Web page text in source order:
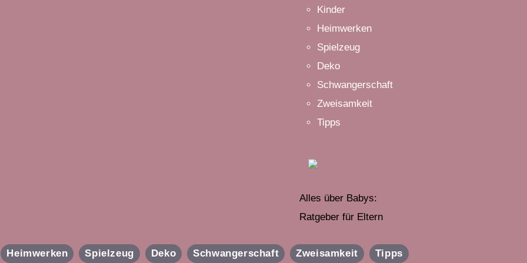
Kinder
Heimwerken
Spielzeug
Deko
Schwangerschaft
Zweisamkeit
Tipps
Alles über Babys:
Ratgeber für Eltern
Heimwerken Spielzeug Deko Schwangerschaft Zweisamkeit Tipps